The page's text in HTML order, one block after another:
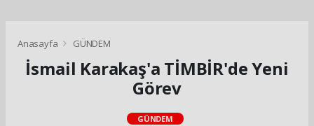
Anasayfa GÜNDEM
İsmail Karakaş'a TİMBİR'de Yeni
Görev
GÜNDEM